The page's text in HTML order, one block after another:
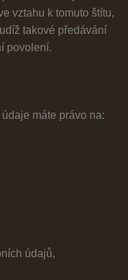
vztahu k tomuto štítu,
takové předávání
povolení.
máte právo na:
údajů,